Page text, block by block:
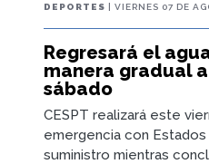
DEPORTES | VIERNES 07 DE
Regresará el
manera gradual
sábado
CESPT realizará este
emergencia con
suministro mientras